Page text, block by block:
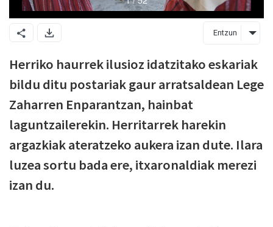
Entzun
Herriko haurrek ilusioz idatzitako eskariak
bildu ditu postariak gaur arratsaldean Lege
Zaharren Enparantzan, hainbat
laguntzailerekin. Herritarrek harekin
argazkiak ateratzeko aukera izan dute. Ilara
luzea sortu bada ere, itxaronaldiak merezi
izan du.